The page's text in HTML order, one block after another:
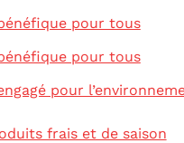
pour tous
pour tous
pour
frais et de saison